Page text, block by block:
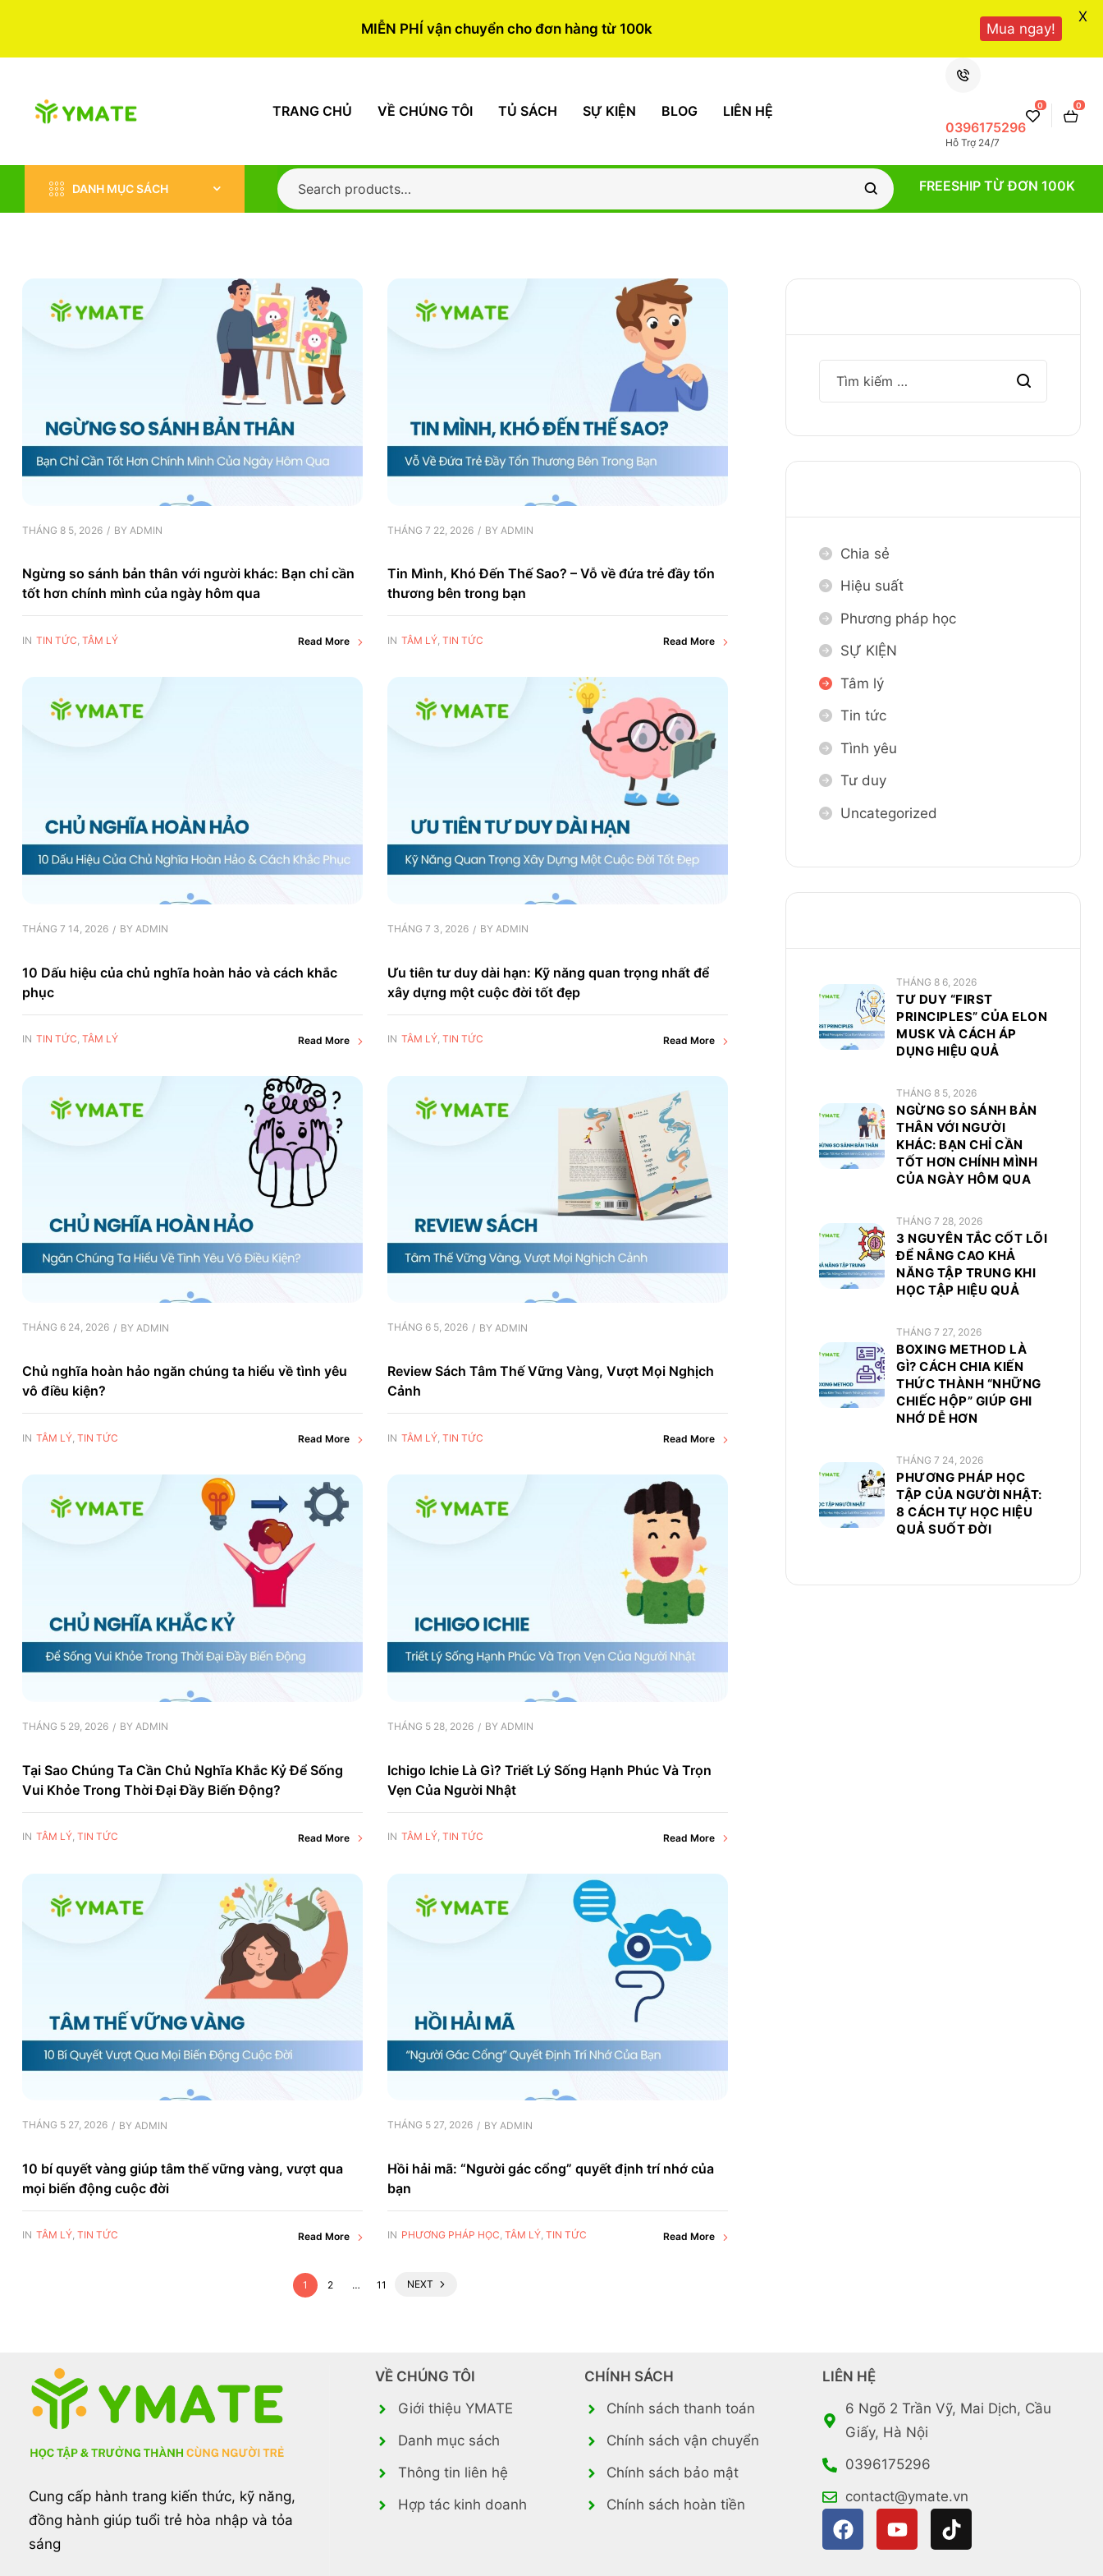
TRANG CHỦ VỀ CHÚNG TÔI TỦ SÁCH SỰ KIỆN BLOG
LIÊN HỆ
0396175296
Hỗ Trợ 24/7
0 0
DANH MỤC SÁCH FREESHIP TỪ ĐƠN 100K
THÁNG 8 5, 2026 BY ADMIN
Ngừng so sánh bản thân với người khác: Bạn chỉ cần
tốt hơn chính mình của ngày hôm qua
IN TIN TỨC TÂM LÝ Read More
THÁNG 7 22, 2026 BY ADMIN
Tin Mình, Khó Đến Thế Sao? – Vỗ về đứa trẻ đầy tổn
thương bên trong bạn
IN TÂM LÝ TIN TỨC Read More
THÁNG 7 14, 2026 BY ADMIN
10 Dấu hiệu của chủ nghĩa hoàn hảo và cách khắc
phục
IN TIN TỨC, TÂM LÝ Read More
THÁNG 7 3, 2026 BY ADMIN
Ưu tiên tư duy dài hạn: Kỹ năng quan trọng nhất để
xây dựng một cuộc đời tốt đẹp
IN TÂM LÝ, TIN TỨC Read More
THÁNG 6 24, 2026 BY ADMIN
Chủ nghĩa hoàn hảo ngăn chúng ta hiểu về tình yêu
vô điều kiện?
IN TÂM LÝ TIN TỨC Read More
THÁNG 6 5, 2026 BY ADMIN
Review Sách Tâm Thế Vững Vàng, Vượt Mọi Nghịch
Cảnh
IN TÂM LÝ TIN TỨC Read More
THÁNG 5 29, 2026 BY ADMIN
Tại Sao Chúng Ta Cần Chủ Nghĩa Khắc Kỷ Để Sống
Vui Khỏe Trong Thời Đại Đầy Biến Động?
IN TÂM LÝ, TIN TỨC Read More
THÁNG 5 28, 2026 BY ADMIN
Ichigo Ichie Là Gì? Triết Lý Sống Hạnh Phúc Và Trọn
Vẹn Của Người Nhật
IN TÂM LÝ, TIN TỨC Read More
THÁNG 5 27, 2026 BY ADMIN
10 bí quyết vàng giúp tâm thế vững vàng, vượt qua
mọi biến động cuộc đời
IN TÂM LÝ, TIN TỨC Read More
THÁNG 5 27, 2026 BY ADMIN
Hồi hải mã: “Người gác cổng” quyết định trí nhớ của
bạn
IN PHƯƠNG PHÁP HỌC, TÂM LÝ, TIN TỨC Read More
1 2 … 11 NEXT
Chia sẻ
Hiệu suất
Phương pháp học
SỰ KIỆN
Tâm lý
Tin tức
Tình yêu
Tư duy
Uncategorized
THÁNG 8 6, 2026
TƯ DUY “FIRST
PRINCIPLES” CỦA ELON
MUSK VÀ CÁCH ÁP
DỤNG HIỆU QUẢ
THÁNG 8 5, 2026
NGỪNG SO SÁNH BẢN
THÂN VỚI NGƯỜI
KHÁC: BẠN CHỈ CẦN
TỐT HƠN CHÍNH MÌNH
CỦA NGÀY HÔM QUA
THÁNG 7 28, 2026
3 NGUYÊN TẮC CỐT LÕI
ĐỂ NÂNG CAO KHẢ
NĂNG TẬP TRUNG KHI
HỌC TẬP HIỆU QUẢ
THÁNG 7 27, 2026
BOXING METHOD LÀ
GÌ? CÁCH CHIA KIẾN
THỨC THÀNH “NHỮNG
CHIẾC HỘP” GIÚP GHI
NHỚ DỄ HƠN
THÁNG 7 24, 2026
PHƯƠNG PHÁP HỌC
TẬP CỦA NGƯỜI NHẬT:
8 CÁCH TỰ HỌC HIỆU
QUẢ SUỐT ĐỜI
Cung cấp hành trang kiến thức, kỹ năng,
đồng hành giúp tuổi trẻ hòa nhập và tỏa
sáng
VỀ CHÚNG TÔI
Giới thiệu YMATE
Danh mục sách
Thông tin liên hệ
Hợp tác kinh doanh
CHÍNH SÁCH
Chính sách thanh toán
Chính sách vận chuyển
Chính sách bảo mật
Chính sách hoàn tiền
LIÊN HỆ
6 Ngõ 2 Trần Vỹ, Mai Dịch, Cầu
Giấy, Hà Nội
0396175296
contact@ymate.vn
MIỄN PHÍ vận chuyển cho đơn hàng từ 100k Mua ngay!
X